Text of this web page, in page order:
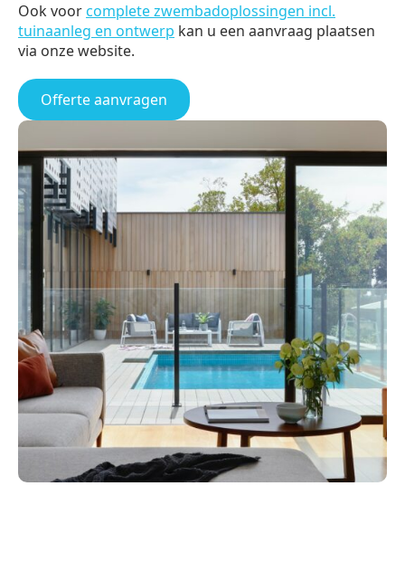
Ook voorcomplete zwembadoplossingen incl.
tuinaanleg en ontwerp kan u een aanvraag plaatsen
via onze website.
Offerte aanvragen